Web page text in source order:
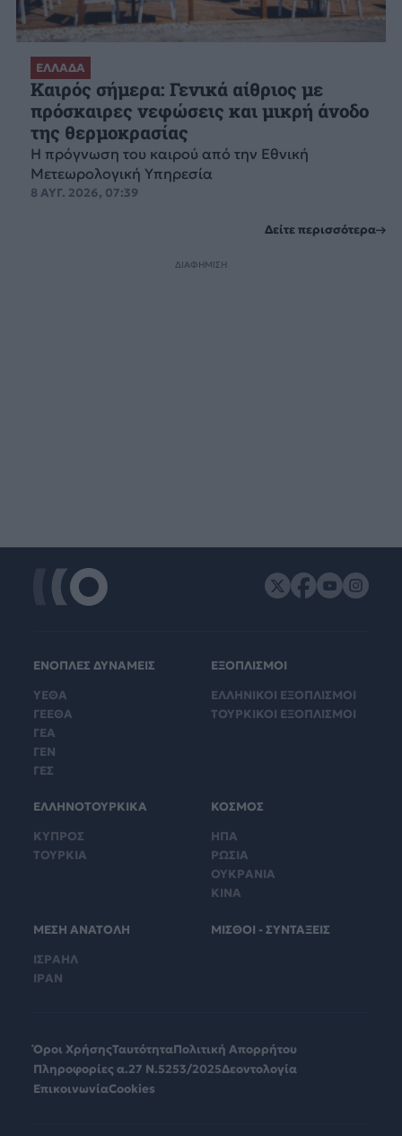
ΕΛΛΑΔΑ
Καιρός σήμερα: Γενικά αίθριος με
πρόσκαιρες νεφώσεις και μικρή άνοδο
της θερμοκρασίας
Η πρόγνωση του καιρού από την Εθνική
Μετεωρολογική Υπηρεσία
8 ΑΥΓ. 2026, 07:39
Δείτε περισσότερα
ΔΙΑΦΗΜΙΣΗ
ΕΝΟΠΛΕΣ ΔΥΝΑΜΕΙΣ
ΥΕΘΑ
ΓΕΕΘΑ
ΓΕΑ
ΓΕΝ
ΓΕΣ
ΕΞΟΠΛΙΣΜΟΙ
ΕΛΛΗΝΙΚΟΙ ΕΞΟΠΛΙΣΜΟΙ
ΤΟΥΡΚΙΚΟΙ ΕΞΟΠΛΙΣΜΟΙ
ΕΛΛΗΝΟΤΟΥΡΚΙΚΑ
ΚΥΠΡΟΣ
ΤΟΥΡΚΙΑ
ΚΟΣΜΟΣ
ΗΠΑ
ΡΩΣΙΑ
ΟΥΚΡΑΝΙΑ
ΚΙΝΑ
ΜΕΣΗ ΑΝΑΤΟΛΗ
ΙΣΡΑΗΛ
ΙΡΑΝ
ΜΙΣΘΟΙ - ΣΥΝΤΑΞΕΙΣ
Όροι ΧρήσηςΤαυτότηταΠολιτική Απορρήτου
Πληροφορίες α.27 Ν.5253/2025Δεοντολογία
ΕπικοινωνίαCookies